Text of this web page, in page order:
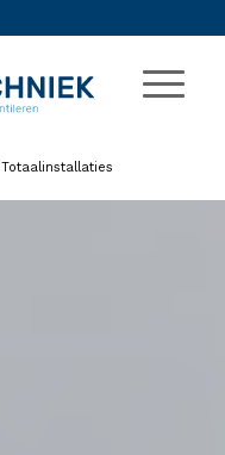
Totaalinstallaties